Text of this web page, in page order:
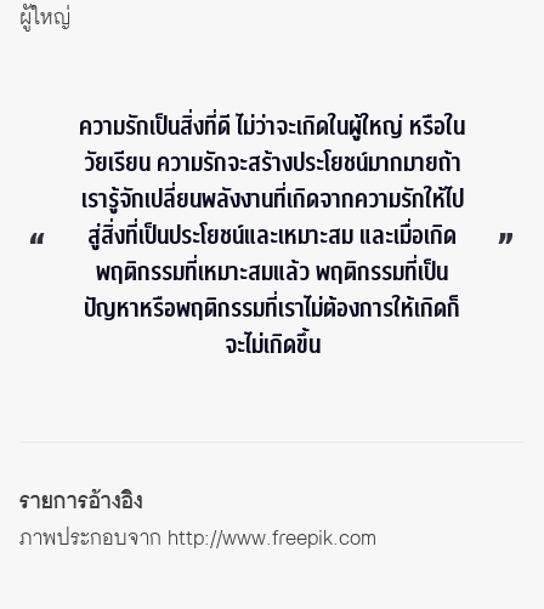
ผู้ใหญ่
ความรักเป็นสิ่งที่ดี ไม่ว่าจะเกิดในผู้ใหญ่ หรือใน
วัยเรียน ความรักจะสร้างประโยชน์มากมายถ้า
เรารู้จักเปลี่ยนพลังงานที่เกิดจากความรักให้ไป
สู่สิ่งที่เป็นประโยชน์และเหมาะสม และเมื่อเกิด
พฤติกรรมที่เหมาะสมแล้ว พฤติกรรมที่เป็น
ปัญหาหรือพฤติกรรมที่เราไม่ต้องการให้เกิดก็
จะไม่เกิดขึ้น
รายการอ้างอิง
ภาพประกอบจาก http://www.freepik.com